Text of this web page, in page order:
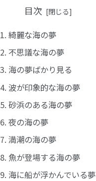
目次
綺麗な海の夢
不思議な海の夢
海の夢ばかり見る
波が印象的な海の夢
砂浜のある海の夢
夜の海の夢
満潮の海の夢
魚が登場する海の夢
海に船が浮かんでいる夢